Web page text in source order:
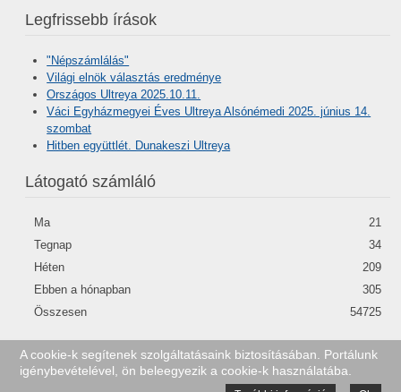
Legfrissebb írások
"Népszámlálás"
Világi elnök választás eredménye
Országos Ultreya 2025.10.11.
Váci Egyházmegyei Éves Ultreya Alsónémedi 2025. június 14.
szombat
Hitben együttlét. Dunakeszi Ultreya
Látogató számláló
Ma
21
Tegnap
34
Héten
209
Ebben a hónapban
305
Összesen
54725
Krisztus számít rád!
A cookie-k segítenek szolgáltatásaink biztosításában. Portálunk
igénybevételével, ön beleegyezik a cookie-k használatába.